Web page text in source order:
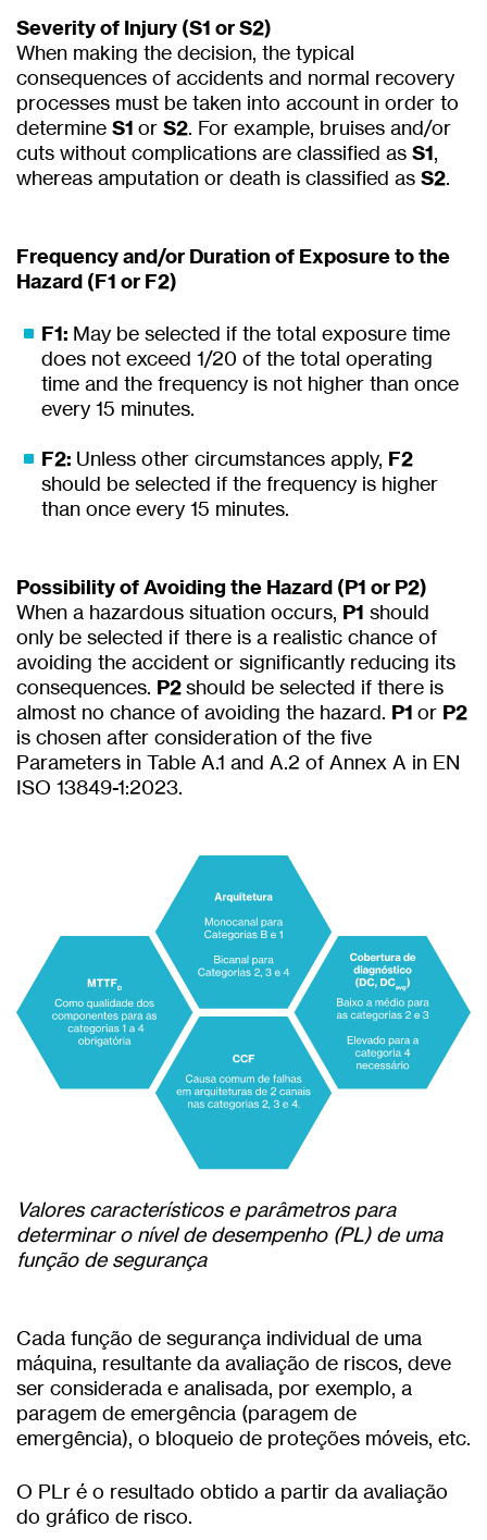
Severity of Injury (S1 or S2)
When making the decision, the typical
consequences of accidents and normal recovery
processes must be taken into account in order to
determine S1 or S2. For example, bruises and/or
cuts without complications are classified as S1,
whereas amputation or death is classified as S2.
Frequency and/or Duration of Exposure to the
Hazard (F1 or F2)
F1: May be selected if the total exposure time
does not exceed 1/20 of the total operating
time and the frequency is not higher than once
every 15 minutes.
F2: Unless other circumstances apply, F2
should be selected if the frequency is higher
than once every 15 minutes.
Possibility of Avoiding the Hazard (P1 or P2)
When a hazardous situation occurs, P1 should
only be selected if there is a realistic chance of
avoiding the accident or significantly reducing its
consequences. P2should be selected if there is
almost no chance of avoiding the hazard. P1 or P2
is chosen after consideration of the five
Parameters in Table A.1 and A.2 of Annex A in EN
ISO 13849-1:2023.
Valores característicos e parâmetros para
determinar o nível de desempenho (PL) de uma
função de segurança
Cada função de segurança individual de uma
máquina, resultante da avaliação de riscos, deve
ser considerada e analisada, por exemplo, a
paragem de emergência (paragem de
emergência), o bloqueio de proteções móveis, etc.
O PLr é o resultado obtido a partir da avaliação
do gráfico de risco.